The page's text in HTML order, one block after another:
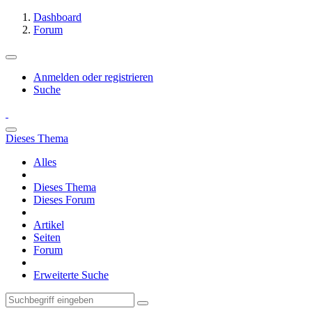
Dashboard
Forum
Anmelden oder registrieren
Suche
Dieses Thema
Alles
Dieses Thema
Dieses Forum
Artikel
Seiten
Forum
Erweiterte Suche